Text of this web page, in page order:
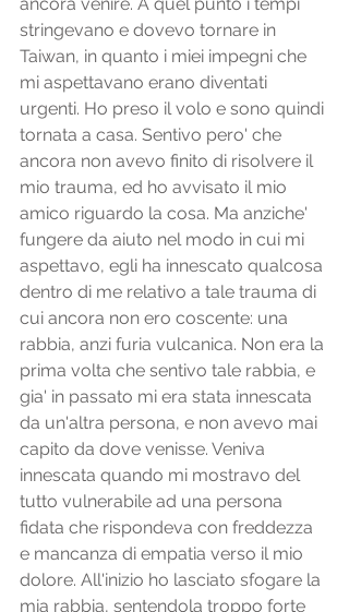
stringevano e dovevo tornare in
Taiwan, in quanto i miei impegni che
mi aspettavano erano diventati
urgenti. Ho preso il volo e sono quindi
tornata a casa. Sentivo pero' che
ancora non avevo finito di risolvere il
mio trauma, ed ho avvisato il mio
amico riguardo la cosa. Ma anziche'
fungere da aiuto nel modo in cui mi
aspettavo, egli ha innescato qualcosa
dentro di me relativo a tale trauma di
cui ancora non ero coscente: una
rabbia, anzi furia vulcanica. Non era la
prima volta che sentivo tale rabbia, e
gia' in passato mi era stata innescata
da un'altra persona, e non avevo mai
capito da dove venisse. Veniva
innescata quando mi mostravo del
tutto vulnerabile ad una persona
fidata che rispondeva con freddezza
e mancanza di empatia verso il mio
dolore. All'inizio ho lasciato sfogare la
mia rabbia, sentendola troppo forte